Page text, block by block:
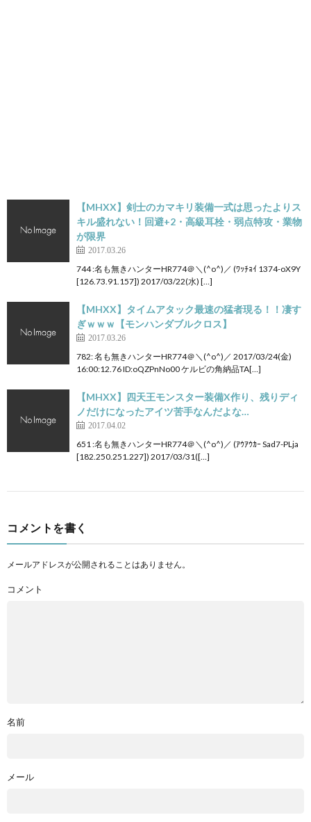
【MHXX】剣士のカマキリ装備一式は思ったよりス
キル盛れない！回避+2・高級耳栓・弱点特攻・業物
が限界
2017.03.26
744 :名も無きハンターHR774＠＼(^o^)／ (ﾜｯﾁｮｲ 1374-oX9Y
[126.73.91.157]) 2017/03/22(水) […]
【MHXX】タイムアタック最速の猛者現る！！凄す
ぎｗｗｗ【モンハンダブルクロス】
2017.03.26
782: 名も無きハンターHR774＠＼(^o^)／ 2017/03/24(金)
16:00:12.76 ID:oQZPnNo00 ケルビの角納品TA[…]
【MHXX】四天王モンスター装備X作り、残りディ
ノだけになったアイツ苦手なんだよな…
2017.04.02
651 :名も無きハンターHR774＠＼(^o^)／ (ｱｳｱｳｶｰ Sad7-PLja
[182.250.251.227]) 2017/03/31([…]
コメントを書く
メールアドレスが公開されることはありません。
コメント
名前
メール